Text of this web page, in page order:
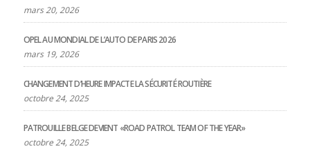
mars 20, 2026
OPEL AU MONDIAL DE L’AUTO DE PARIS 2026
mars 19, 2026
CHANGEMENT D’HEURE IMPACTE LA SÉCURITÉ ROUTIÈRE
octobre 24, 2025
PATROUILLE BELGE DEVIENT «ROAD PATROL TEAM OF THE YEAR»
octobre 24, 2025